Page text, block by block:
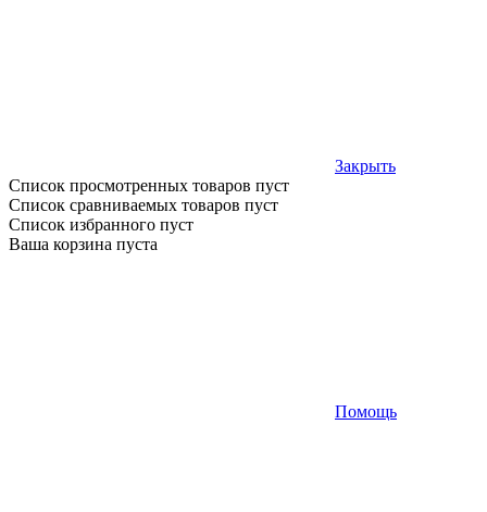
Закрыть
Список просмотренных товаров пуст
Список сравниваемых товаров пуст
Список избранного пуст
Ваша корзина пуста
Помощь